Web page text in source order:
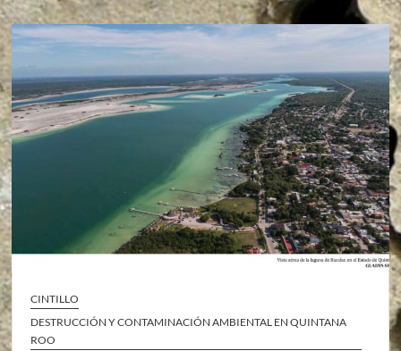
CINTILLO
DESTRUCCIÓN Y CONTAMINACIÓN AMBIENTAL EN QUINTANA
ROO